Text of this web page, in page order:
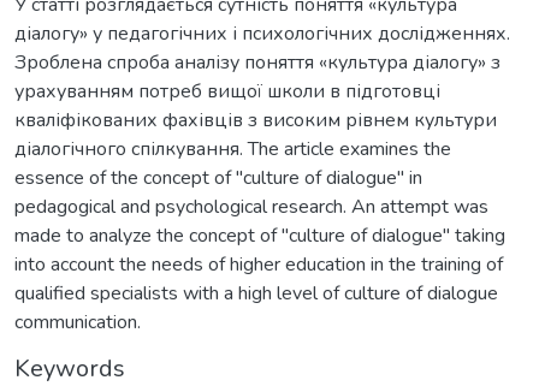
діалогу» у педагогічних і психологічних дослідженнях.
Зроблена спроба аналізу поняття «культура діалогу» з
урахуванням потреб вищої школи в підготовці
кваліфікованих фахівців з високим рівнем культури
діалогічного спілкування. The article examines the
essence of the concept of "culture of dialogue" in
pedagogical and psychological research. An attempt was
made to analyze the concept of "culture of dialogue" taking
into account the needs of higher education in the training of
qualified specialists with a high level of culture of dialogue
communication.
Keywords